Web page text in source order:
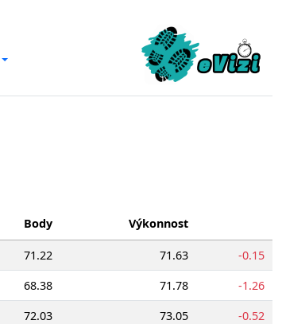
Body Výkonnost
71.22 71.63
-0.15
68.38 71.78
-1.26
72.03 73.05
-0.52